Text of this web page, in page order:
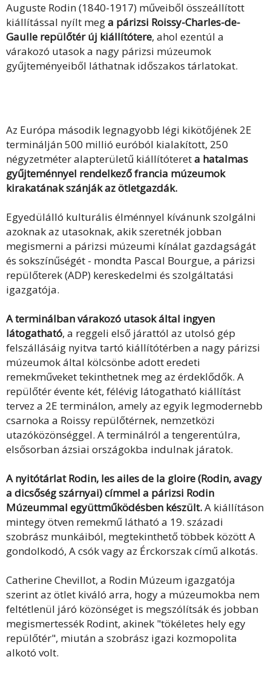
Auguste Rodin (1840-1917) műveiből összeállított
kiállítással nyílt mega párizsi Roissy-Charles-de-
Gaulle repülőtér új kiállítótere, ahol ezentúl a
várakozó utasok a nagy párizsi múzeumok
gyűjteményeiből láthatnak időszakos tárlatokat.
Az Európa második legnagyobb légi kikötőjének 2E
terminálján 500 millió euróból kialakított, 250
négyzetméter alapterületű kiállítótereta hatalmas
gyűjteménnyel rendelkező francia múzeumok
kirakatának szánják az ötletgazdák.
Egyedülálló kulturális élménnyel kívánunk szolgálni
azoknak az utasoknak, akik szeretnék jobban
megismerni a párizsi múzeumi kínálat gazdagságát
és sokszínűségét - mondta Pascal Bourgue, a párizsi
repülőterek (ADP) kereskedelmi és szolgáltatási
igazgatója.
A terminálban várakozó utasok által ingyen
látogatható, a reggeli első járattól az utolsó gép
felszállásáig nyitva tartó kiállítótérben a nagy párizsi
múzeumok által kölcsönbe adott eredeti
remekműveket tekinthetnek meg az érdeklődők. A
repülőtér évente két, félévig látogatható kiállítást
tervez a 2E terminálon, amely az egyik legmodernebb
csarnoka a Roissy repülőtérnek, nemzetközi
utazóközönséggel. A terminálról a tengerentúlra,
elsősorban ázsiai országokba indulnak járatok.
A nyitótárlat Rodin, les ailes de la gloire (Rodin, avagy
a dicsőség szárnyai) címmel a párizsi Rodin
Múzeummal együttműködésben készült.A kiállításon
mintegy ötven remekmű látható a 19. századi
szobrász munkáiból, megtekinthető többek között A
gondolkodó, A csók vagy az Érckorszak című alkotás.
Catherine Chevillot, a Rodin Múzeum igazgatója
szerint az ötlet kiváló arra, hogy a múzeumokba nem
feltétlenül járó közönséget is megszólítsák és jobban
megismertessék Rodint, akinek "tökéletes hely egy
repülőtér", miután a szobrász igazi kozmopolita
alkotó volt.